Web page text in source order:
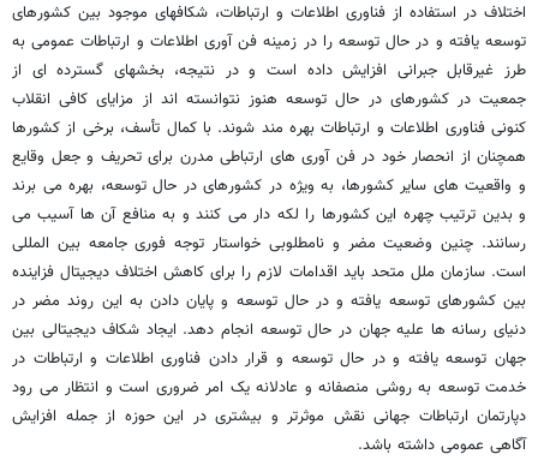
اختلاف در استفاده از فناوری اطلاعات و ارتباطات، شکافهای موجود بین کشورهای
توسعه یافته و در حال توسعه را در زمینه فن آوری اطلاعات و ارتباطات عمومی به
طرز غیرقابل جبرانی افزایش داده است و در نتیجه، بخشهای گسترده ای از
جمعیت در کشورهای در حال توسعه هنوز نتوانسته اند از مزایای کافی انقلاب
کنونی فناوری اطلاعات و ارتباطات بهره مند شوند. با کمال تأسف، برخی از کشورها
همچنان از انحصار خود در فن آوری های ارتباطی مدرن برای تحریف و جعل وقایع
و واقعیت های سایر کشورها، به ویژه در کشورهای در حال توسعه، بهره می برند
و بدین ترتیب چهره این کشورها را لکه دار می کنند و به منافع آن ها آسیب می
رسانند. چنین وضعیت مضر و نامطلوبی خواستار توجه فوری جامعه بین المللی
است. سازمان ملل متحد باید اقدامات لازم را برای کاهش اختلاف دیجیتال فزاینده
بین کشورهای توسعه یافته و در حال توسعه و پایان دادن به این روند مضر در
دنیای رسانه ها علیه جهان در حال توسعه انجام دهد. ایجاد شکاف دیجیتالی بین
جهان توسعه یافته و در حال توسعه و قرار دادن فناوری اطلاعات و ارتباطات در
خدمت توسعه به روشی منصفانه و عادلانه یک امر ضروری است و انتظار می رود
دپارتمان ارتباطات جهانی نقش موثرتر و بیشتری در این حوزه از جمله افزایش
آگاهی عمومی داشته باشد.